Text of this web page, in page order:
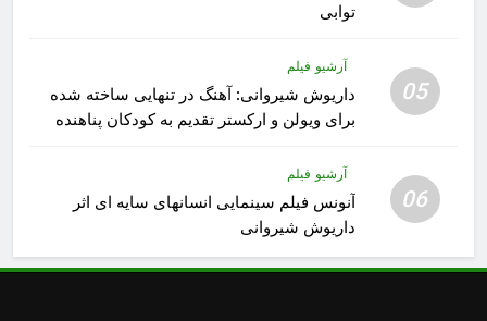
توابی
05
آرشیو فیلم
داریوش شیروانی: آهنگ در تنهایی ساخته شده
برای ویولن و ارکستر تقدیم به کودکان پناهنده
06
آرشیو فیلم
آنونس فیلم سینمایی انسانهای سایه ای اثر
داریوش شیروانی